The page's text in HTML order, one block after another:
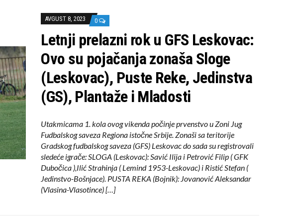
AVGUST 8, 2023 0
Letnji prelazni rok u GFS Leskovac:
Ovo su pojačanja zonaša Sloge
(Leskovac), Puste Reke, Jedinstva
(GS), Plantaže i Mladosti
Utakmicama 1. kola ovog vikenda počinje prvenstvo u Zoni Jug
Fudbalskog saveza Regiona istočne Srbije. Zonaši sa teritorije
Gradskog fudbalskog saveza (GFS) Leskovac do sada su registrovali
sledeće igrače: SLOGA (Leskovac): Savić Ilija i Petrović Filip ( GFK
Dubočica ),Ilić Strahinja ( Lemind 1953-Leskovac) i Ristić Stefan (
Jedinstvo-Bošnjace). PUSTA REKA (Bojnik): Jovanović Aleksandar
(Vlasina-Vlasotince) […]